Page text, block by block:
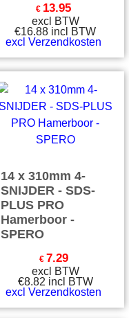
€ 13.95
excl BTW
€16.88 incl BTW
excl Verzendkosten
14 x 310mm 4-
SNIJDER - SDS-
PLUS PRO
Hamerboor -
SPERO
€ 7.29
excl BTW
€8.82 incl BTW
excl Verzendkosten